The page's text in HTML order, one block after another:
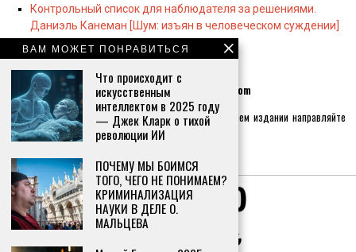
Контрольный список для наблюдателя за решениями.
Даниэль Канеман [Шум: изъян в человеческом суждении]
КОНТАКТЫ:
Контактная почта по общим вопросамinfo@whiswh.com
Если хотите реализовать себя как журналиста в нашем издании направляйте
письма на почтуhr@whiswh.com
Главный редактор:Вероника Сергеевна Островская
ВАМ МОЖЕТ ПОНРАВИТЬСЯ
Что происходит с
искусственным
интеллектом в 2025 году
— Джек Кларк о тихой
революции ИИ
ПОЧЕМУ МЫ БОИМСЯ
ТОГО, ЧЕГО НЕ ПОНИМАЕМ?
КРИМИНАЛИЗАЦИЯ
НАУКИ В ДЕЛЕ О.
МАЛЬЦЕВА